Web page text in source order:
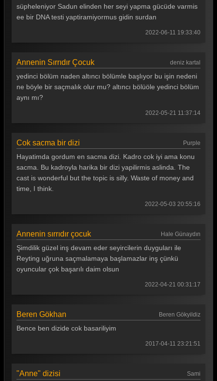
süpheleniyor Sadun elinden her seyi yapma gücüde varmis
ee bir DNA testi yaptiramiyormus gidin surdan
2022-06-11 19:33:40
Annenin Sırrıdır Çocuk deniz kartal
yedinci bölüm naden altıncı bölümle başlıyor bu işin nedeni
ne böyle bir saçmalık olur mu? altıncı bölüöle yedinci bölüm
aynı mı?
2022-05-21 11:37:14
Cok sacma bir dizi Purple
Hayatimda gordum en sacma dizi. Kadro cok iyi ama konu
sacma. Bu kadroyla harika bir dizi yapilirmis aslinda. The
cast is wonderful but the topic is silly. Waste of money and
time, I think.
2022-05-03 20:55:16
Annenin sırrıdır çocuk Hale Günaydın
Şimdilik güzel inş devam eder seyircilerin duyguları ile
Reyting uğruna saçmalamaya başlamazlar inş çünkü
oyuncular çok başarılı daim olsun
2022-04-21 00:31:17
Beren Gökhan Beren Gökyildiz
Bence ben dizide cok basariliyim
2017-04-11 23:21:51
"Anne" dizisi Sami